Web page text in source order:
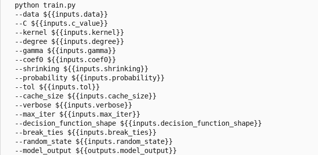
  python train.py
  --data ${{inputs.data}}
  --C ${{inputs.c_value}}
  --kernel ${{inputs.kernel}}
  --degree ${{inputs.degree}}
  --gamma ${{inputs.gamma}}
  --coef0 ${{inputs.coef0}}
  --shrinking ${{inputs.shrinking}}
  --probability ${{inputs.probability}}
  --tol ${{inputs.tol}}
  --cache_size ${{inputs.cache_size}}
  --verbose ${{inputs.verbose}}
  --max_iter ${{inputs.max_iter}}
  --decision_function_shape ${{inputs.decision_function_shape}}
  --break_ties ${{inputs.break_ties}}
  --random_state ${{inputs.random_state}}
  --model_output ${{outputs.model_output}}